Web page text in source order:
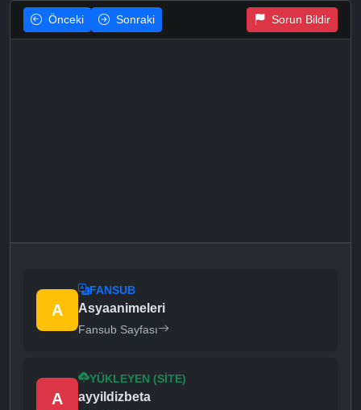
Önceki Sonraki Sorun Bildir
A
FANSUB
Asyaanimeleri
Fansub Sayfası
A
YÜKLEYEN (SITE)
ayyildizbeta